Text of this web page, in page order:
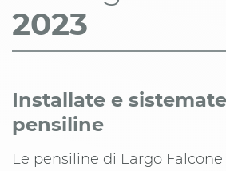
2023
Installate e
pensiline
Le pensiline di Largo